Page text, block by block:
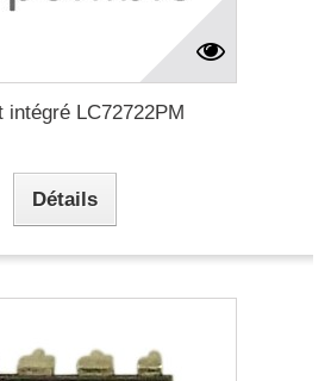
intégré LC72722PM
Détails